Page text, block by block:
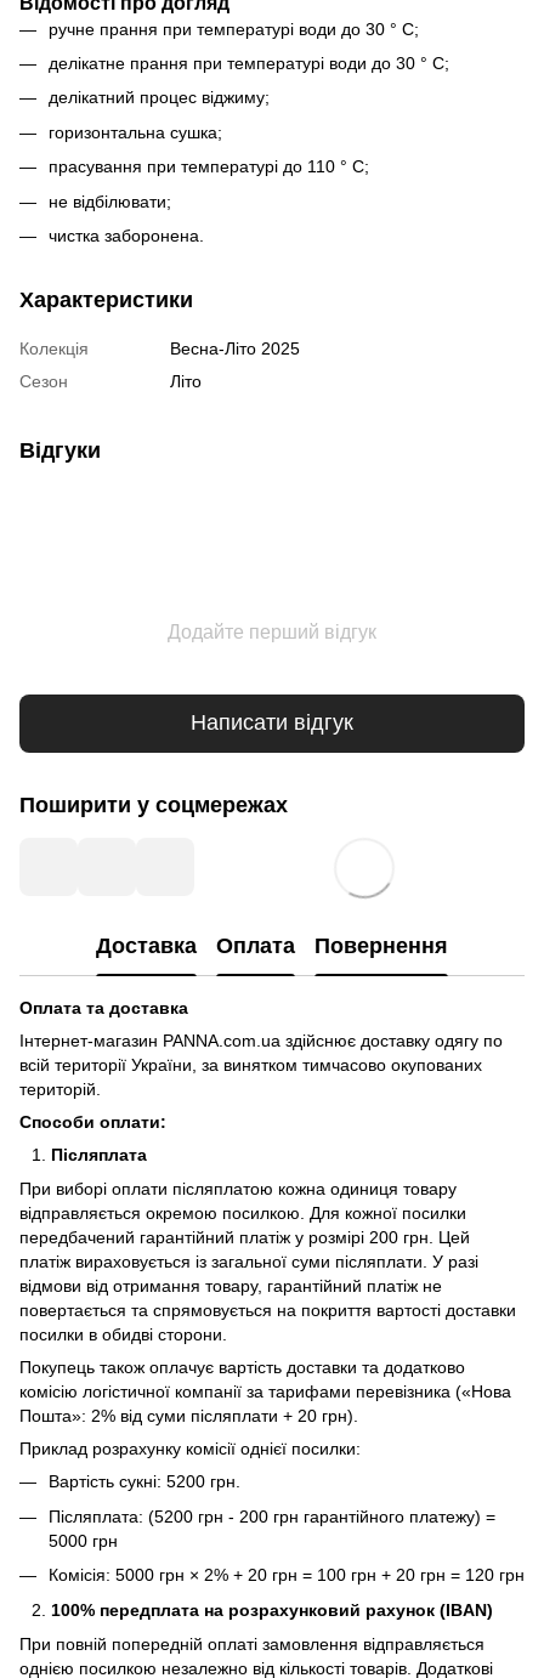
ручне прання при температурі води до 30 ° С;
делікатне прання при температурі води до 30 ° С;
делікатний процес віджиму;
горизонтальна сушка;
прасування при температурі до 110 ° С;
не відбілювати;
чистка заборонена.
Характеристики
Колекція
Весна-Літо 2025
Сезон
Літо
Відгуки
Додайте перший відгук
Написати відгук
Поширити у соцмережах
Доставка Оплата Повернення
Оплата та доставка
Інтернет-магазин PANNA.com.ua здійснює доставку одягу по
всій території України, за винятком тимчасово окупованих
територій.
Способи оплати:
Післяплата
При виборі оплати післяплатою кожна одиниця товару
відправляється окремою посилкою. Для кожної посилки
передбачений гарантійний платіж у розмірі 200 грн. Цей
платіж вираховується із загальної суми післяплати. У разі
відмови від отримання товару, гарантійний платіж не
повертається та спрямовується на покриття вартості доставки
посилки в обидві сторони.
Покупець також оплачує вартість доставки та додатково
комісію логістичної компанії за тарифами перевізника («Нова
Пошта»: 2% від суми післяплати + 20 грн).
Приклад розрахунку комісії однієї посилки:
Вартість сукні: 5200 грн.
Післяплата: (5200 грн - 200 грн гарантійного платежу) =
5000 грн
Комісія: 5000 грн × 2% + 20 грн = 100 грн + 20 грн = 120 грн
100% передплата на розрахунковий рахунок (IBAN)
При повній попередній оплаті замовлення відправляється
однією посилкою незалежно від кількості товарів. Додаткові